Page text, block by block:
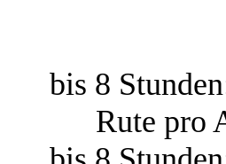
bis 8
Rute pro